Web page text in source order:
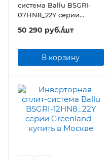
система Ballu BSGRI-
07HN8_22Y серии
50 290 руб./шт
В корзину